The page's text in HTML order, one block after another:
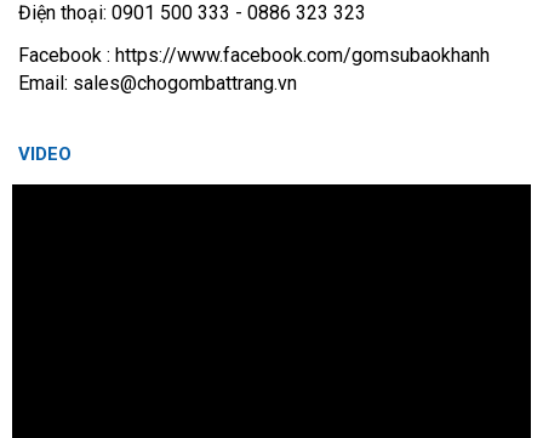
Điện thoại: 0901 500 333 - 0886 323 323
Facebook : https://www.facebook.com/gomsubaokhanh
Email: sales@chogombattrang.vn
VIDEO